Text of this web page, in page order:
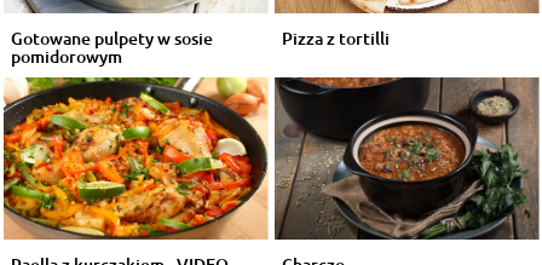
Gotowane pulpety w sosie
pomidorowym
Pizza z tortilli